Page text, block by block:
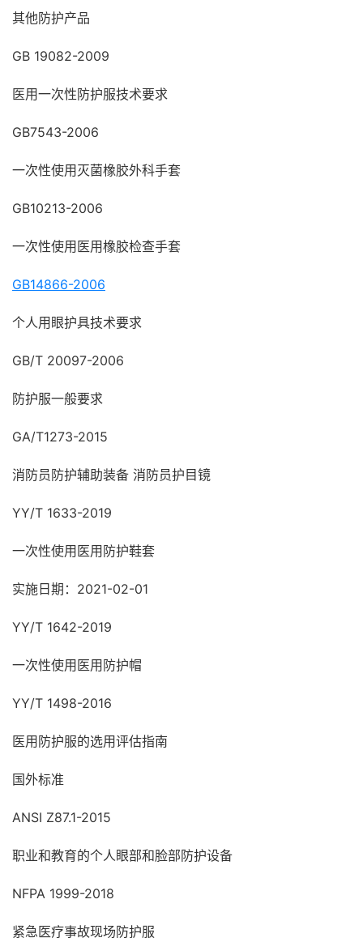
其他防护产品
GB 19082-2009
医用一次性防护服技术要求
GB7543-2006
一次性使用灭菌橡胶外科手套
GB10213-2006
一次性使用医用橡胶检查手套
GB14866-2006
个人用眼护具技术要求
GB/T 20097-2006
防护服一般要求
GA/T1273-2015
消防员防护辅助装备 消防员护目镜
YY/T 1633-2019
一次性使用医用防护鞋套
实施日期：2021-02-01
YY/T 1642-2019
一次性使用医用防护帽
YY/T 1498-2016
医用防护服的选用评估指南
国外标准
ANSI Z87.1-2015
职业和教育的个人眼部和脸部防护设备
NFPA 1999-2018
紧急医疗事故现场防护服